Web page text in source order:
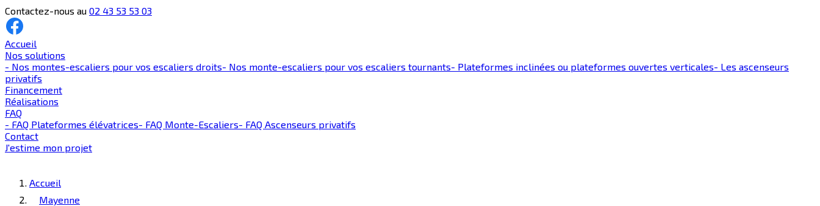
Contactez-nous au 02 43 53 53 03
Accueil
Nos solutions
- Nos montes-escaliers pour vos escaliers droits- Nos monte-escaliers pour vos escaliers tournants- Plateformes inclinées ou plateformes ouvertes verticales- Les ascenseurs
privatifs
Financement
Réalisations
FAQ
- FAQ Plateformes élévatrices- FAQ Monte-Escaliers- FAQ Ascenseurs privatifs
Contact
J'estime mon projet
Accueil
Mayenne